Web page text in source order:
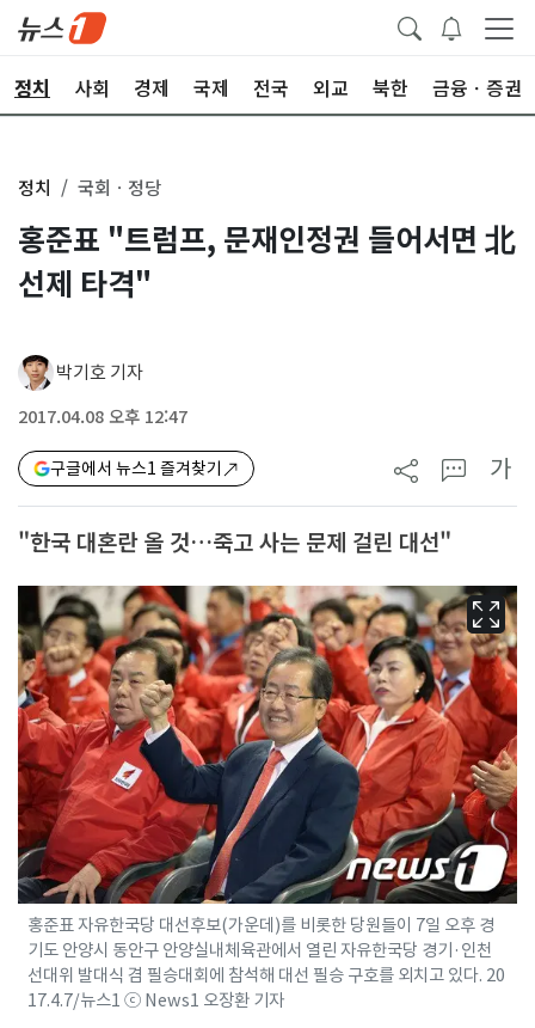
정치 사회 경제 국제 전국 외교 북한 금융ㆍ증권
정치 국회ㆍ정당
홍준표 "트럼프, 문재인정권 들어서면 北
선제 타격"
박기호 기자
2017.04.08 오후 12:47
구글에서 뉴스1 즐겨찾기 가
"한국 대혼란 올 것…죽고 사는 문제 걸린 대선"
홍준표 자유한국당 대선후보(가운데)를 비롯한 당원들이 7일 오후 경
기도 안양시 동안구 안양실내체육관에서 열린 자유한국당 경기·인천
선대위 발대식 겸 필승대회에 참석해 대선 필승 구호를 외치고 있다. 20
17.4.7/뉴스1 ⓒ News1 오장환 기자